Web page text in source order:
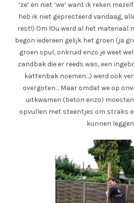
‘ze’ en niet ‘we’ want ik reken
heb ik niet gepresteerd vandaag,
rest!) Om 10u werd al het materiaal
begon iedereen gelijk het groen (ja
groen spul, onkruid enzo je weet
zandbak die er reeds was, een
kattenbak noemen…) werd ook
overgoten… Maar omdat we op
uitkwamen (beton enzo)
opvullen met steentjes om straks
kunnen